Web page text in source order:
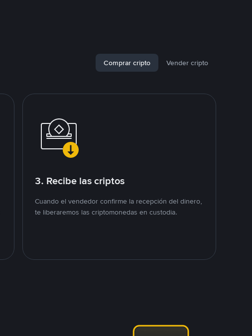
Comprar cripto Vender cripto
3. Recibe las criptos
Cuando el vendedor confirme la recepción del dinero,
te liberaremos las criptomonedas en custodia.